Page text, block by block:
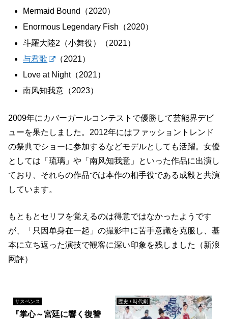
Mermaid Bound（2020）
Enormous Legendary Fish（2020）
斗羅大陸2（小舞役）（2021）
与君歌
（2021）
Love at Night（2021）
南风知我意（2023）
2009年にカバーガールコンテストで優勝して芸能界デビ
ューを果たしました。2012年にはファッショントレンド
の祭典でショーに参加するなどモデルとしても活躍。女優
としては「琉璃」や「南风知我意」といった作品に出演し
ており、それらの作品では本作の相手役である成毅と共演
しています。
もともとセリフを覚えるのは得意ではなかったようです
が、「只因单身在一起」の撮影中に苦手意識を克服し、基
本に立ち返った演技で観客に深い印象を残しました（新浪
网評）
サスペンス
『掌心～宮廷に響く復讐
歴史 / 時代劇